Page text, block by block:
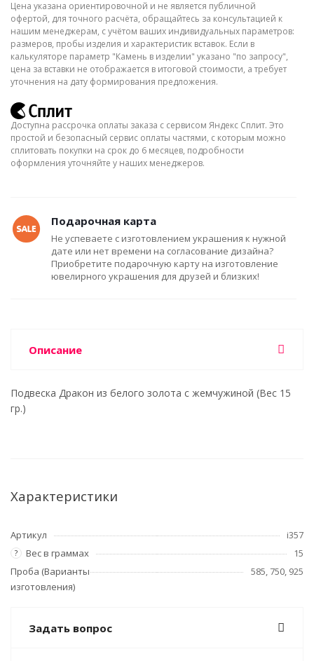
Цена указана ориентировочной и не является публичной
офертой, для точного расчёта, обращайтесь за консультацией к
нашим менеджерам, с учётом ваших индивидуальных параметров:
размеров, пробы изделия и характеристик вставок. Если в
калькуляторе параметр "Камень в изделии" указано "по запросу",
цена за вставки не отображается в итоговой стоимости, а требует
уточнения на дату формирования предложения.
Доступна рассрочка оплаты заказа с сервисом Яндекс Сплит. Это
простой и безопасный сервис оплаты частями, с которым можно
сплитовать покупки на срок до 6 месяцев, подробности
оформления уточняйте у наших менеджеров.
Подарочная карта
Не успеваете с изготовлением украшения к нужной
дате или нет времени на согласование дизайна?
Приобретите подарочную карту на изготовление
ювелирного украшения для друзей и близких!
Описание
Подвеска Дракон из белого золота с жемчужиной (Вес 15
гр.)
Характеристики
Артикул i357
? Вес в граммах
15
Проба (Варианты
изготовления)
585, 750, 925
Задать вопрос